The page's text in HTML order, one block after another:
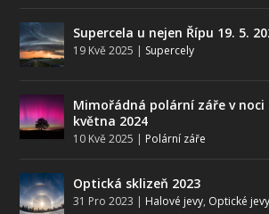
Supercela u nejen Řípu 19. 5.
19 Kvě 2025 | Supercely
Mimořádná polární záře v noci
května 2024
10 Kvě 2025 | Polární záře
Optická sklizeň 2023
31 Pro 2023 | Halové jevy, Optické jevy